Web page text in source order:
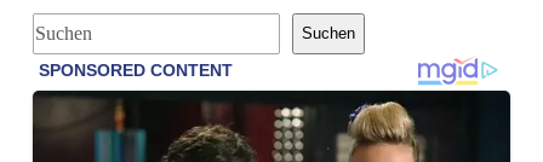
S
u
Suchen